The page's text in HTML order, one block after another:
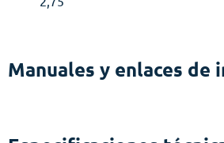
Manuales y enlaces de